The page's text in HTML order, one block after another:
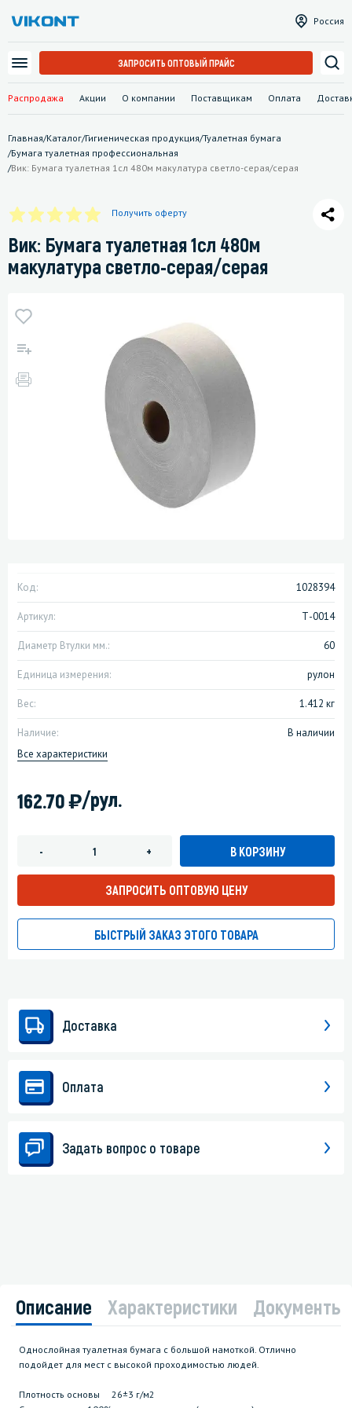
Распродажа Акции О компании Поставщикам Оплата
Россия
ЗАПРОСИТЬ ОПТОВЫЙ ПРАЙС
Главная/Каталог/Гигиеническая продукция/Туалетная бумага
/Бумага туалетная профессиональная
/Вик: Бумага туалетная 1сл 480м макулатура светло-серая/серая
Получить оферту
Вик: Бумага туалетная 1сл 480м
макулатура светло-серая/серая
Код: 1028394
Артикул: Т-0014
Диаметр Втулки мм.: 60
Единица измерения: рулон
Вес: 1.412 кг
Наличие:
В наличии
Все характеристики
162.70)/рул.
- + В КОРЗИНУ
ЗАПРОСИТЬ ОПТОВУЮ ЦЕНУ
БЫСТРЫЙ ЗАКАЗ ЭТОГО ТОВАРА
Доставка
Оплата
Задать вопрос о товаре
Описание Характеристики Документы
Однослойная туалетная бумага с большой намоткой. Отлично
подойдет для мест с высокой проходимостью людей.
Плотность основы 26±3 г/м2